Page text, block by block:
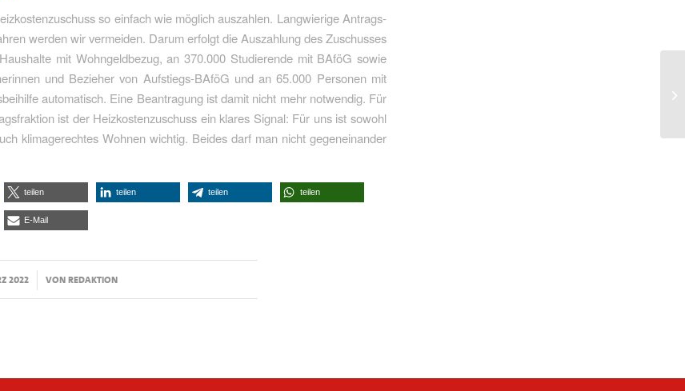
so einfach wie möglich auszahlen. Langwierige Antrags-
werden wir vermeiden. Darum erfolgt die Auszahlung des Zuschusses
mit Wohngeldbezug, an 370.000 Studierende mit BAföG sowie
und Bezieher von Aufstiegs-BAföG und an 65.000 Personen mit
automatisch. Eine Beantragung ist damit nicht mehr notwendig. Für
ist der Heizkostenzuschuss ein klares Signal: Für uns ist sowohl
klimagerechtes Wohnen wichtig. Beides darf man nicht gegeneinander
teilen teilen teilen teilen
E-Mail
2022 VONREDAKTION